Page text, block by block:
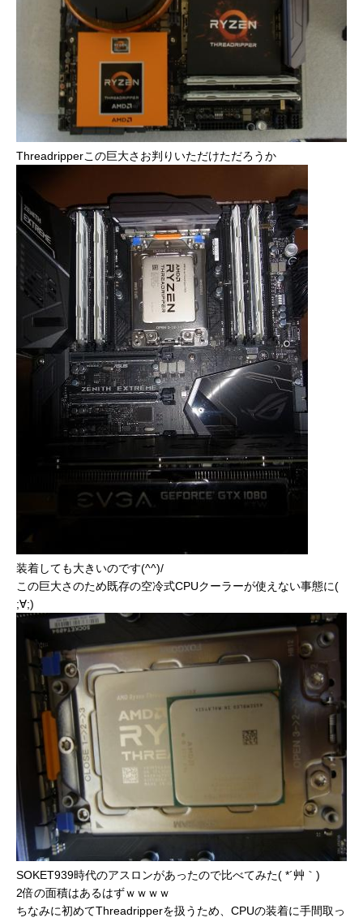
Threadripperこの巨大さお判りいただけただろうか
装着しても大きいのです(^^)/
この巨大さのため既存の空冷式CPUクーラーが使えない事態に(
;∀;)
SOKET939時代のアスロンがあったので比べてみた( *´艸｀)
2倍の面積はあるはずｗｗｗｗ
ちなみに初めてThreadripperを扱うため、CPUの装着に手間取っ